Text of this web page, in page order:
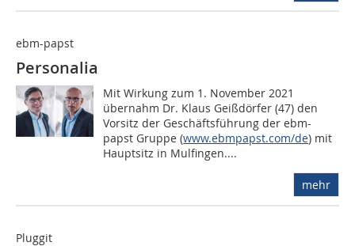
ebm-papst
Personalia
Mit Wirkung zum 1. November 2021
übernahm Dr. Klaus Geißdörfer (47) den
Vorsitz der Geschäftsführung der ebm-
papst Gruppe (www.ebmpapst.com/de) mit
Hauptsitz in Mulfingen....
mehr
Pluggit